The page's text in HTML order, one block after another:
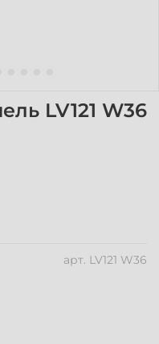
арт. LV121 W36
LV121 W36